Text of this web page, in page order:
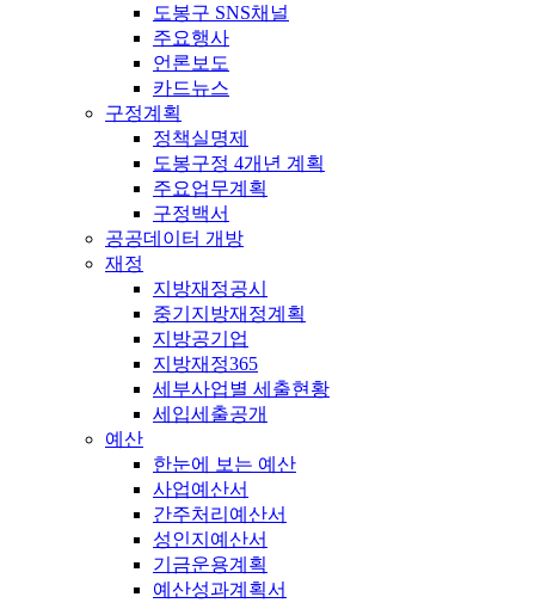
도봉구 SNS채널
주요행사
언론보도
카드뉴스
구정계획
정책실명제
도봉구정 4개년 계획
주요업무계획
구정백서
공공데이터 개방
재정
지방재정공시
중기지방재정계획
지방공기업
지방재정365
세부사업별 세출현황
세입세출공개
예산
한눈에 보는 예산
사업예산서
간주처리예산서
성인지예산서
기금운용계획
예산성과계획서